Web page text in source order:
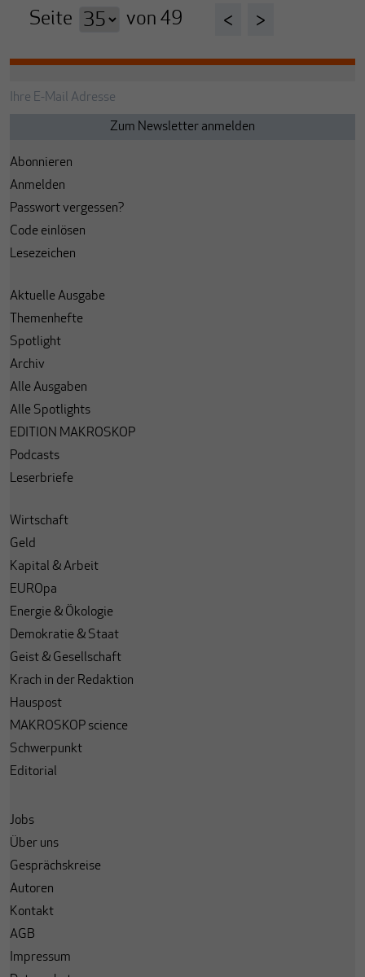
Seite von 49 < >
Abonnieren
Anmelden
Passwort vergessen?
Code einlösen
Lesezeichen
Aktuelle Ausgabe
Themenhefte
Spotlight
Archiv
Alle Ausgaben
Alle Spotlights
EDITION MAKROSKOP
Podcasts
Leserbriefe
Wirtschaft
Geld
Kapital & Arbeit
EUROpa
Energie & Ökologie
Demokratie & Staat
Geist & Gesellschaft
Krach in der Redaktion
Hauspost
MAKROSKOP science
Schwerpunkt
Editorial
Jobs
Über uns
Gesprächskreise
Autoren
Kontakt
AGB
Impressum